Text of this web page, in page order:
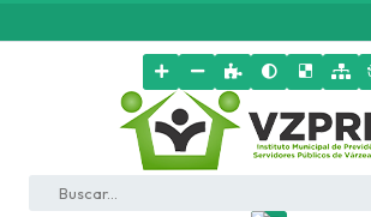
Buscar...